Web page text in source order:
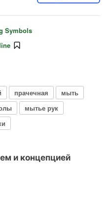
Symbols
прачечная
мыть
мытье рук
и концепцией